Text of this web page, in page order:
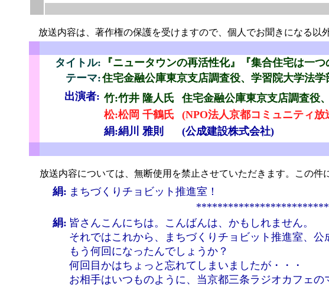
放送内容は、著作権の保護を受けますので、個人でお聞きになる以
タイトル:
『ニュータウンの再活性化』『集合住宅は一つ
テーマ:住宅金融公庫東京支店調査役、学習院大学法
出演者: 竹:竹井 隆人氏
住宅金融公庫東京支店調査役
松:松岡 千鶴氏
(NPO法人京都コミュニティ
絹:絹川 雅則
(公成建設株式会社)
放送内容については、無断使用を禁止させていただきます。この件
絹: まちづくりチョビット推進室！
絹: 皆さんこんにちは。こんばんは、かもしれません。
それではこれから、まちづくりチョビット推進室、公
もう何回になったんでしょうか？
何回目かはちょっと忘れてしまいましたが・・・
お相手はいつものように、当京都三条ラジオカフェの